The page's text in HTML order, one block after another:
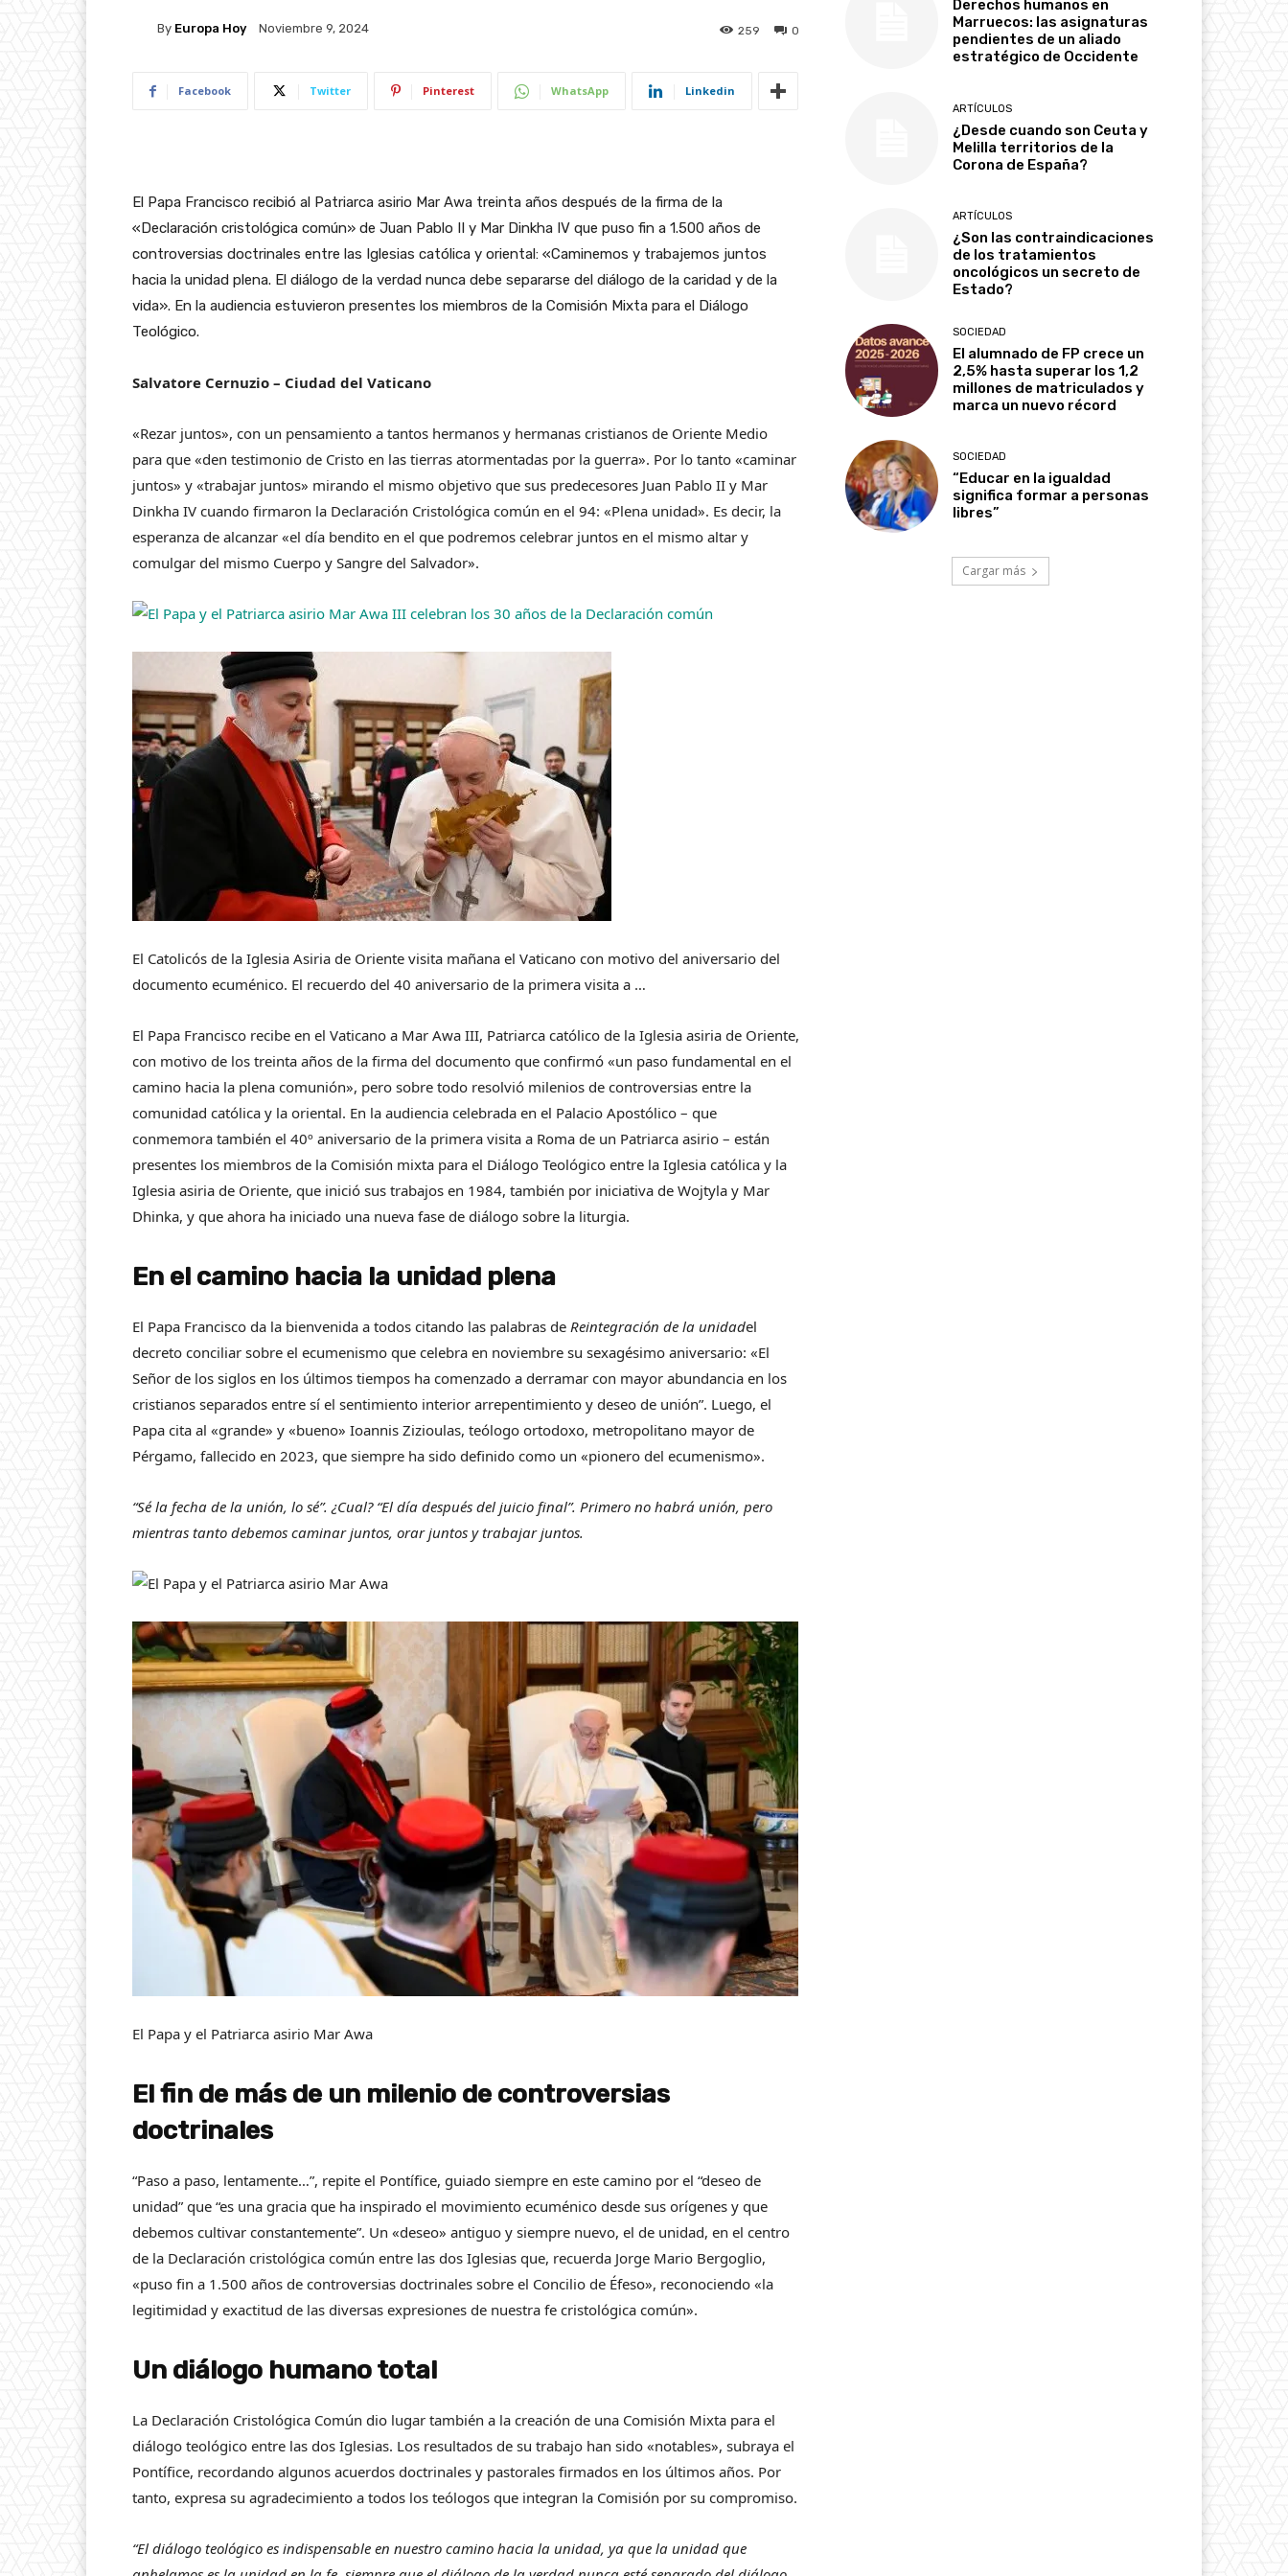
By Europa Hoy Noviembre 9, 2024 0
259
Facebook Twitter Pinterest WhatsApp Linkedin
El Papa Francisco recibió al Patriarca asirio Mar Awa treinta años después de la firma de la
«Declaración cristológica común» de Juan Pablo II y Mar Dinkha IV que puso fin a 1.500 años de
controversias doctrinales entre las Iglesias católica y oriental: «Caminemos y trabajemos juntos
hacia la unidad plena. El diálogo de la verdad nunca debe separarse del diálogo de la caridad y de la
vida». En la audiencia estuvieron presentes los miembros de la Comisión Mixta para el Diálogo
Teológico.
Salvatore Cernuzio – Ciudad del Vaticano
«Rezar juntos», con un pensamiento a tantos hermanos y hermanas cristianos de Oriente Medio
para que «den testimonio de Cristo en las tierras atormentadas por la guerra». Por lo tanto «caminar
juntos» y «trabajar juntos» mirando el mismo objetivo que sus predecesores Juan Pablo II y Mar
Dinkha IV cuando firmaron la Declaración Cristológica común en el 94: «Plena unidad». Es decir, la
esperanza de alcanzar «el día bendito en el que podremos celebrar juntos en el mismo altar y
comulgar del mismo Cuerpo y Sangre del Salvador».
El Catolicós de la Iglesia Asiria de Oriente visita mañana el Vaticano con motivo del aniversario del
documento ecuménico. El recuerdo del 40 aniversario de la primera visita a …
El Papa Francisco recibe en el Vaticano a Mar Awa III, Patriarca católico de la Iglesia asiria de Oriente,
con motivo de los treinta años de la firma del documento que confirmó «un paso fundamental en el
camino hacia la plena comunión», pero sobre todo resolvió milenios de controversias entre la
comunidad católica y la oriental. En la audiencia celebrada en el Palacio Apostólico – que
conmemora también el 40º aniversario de la primera visita a Roma de un Patriarca asirio – están
presentes los miembros de la Comisión mixta para el Diálogo Teológico entre la Iglesia católica y la
Iglesia asiria de Oriente, que inició sus trabajos en 1984, también por iniciativa de Wojtyla y Mar
Dhinka, y que ahora ha iniciado una nueva fase de diálogo sobre la liturgia.
En el camino hacia la unidad plena
El Papa Francisco da la bienvenida a todos citando las palabras de Reintegración de la unidadel
decreto conciliar sobre el ecumenismo que celebra en noviembre su sexagésimo aniversario: «El
Señor de los siglos en los últimos tiempos ha comenzado a derramar con mayor abundancia en los
cristianos separados entre sí el sentimiento interior arrepentimiento y deseo de unión”. Luego, el
Papa cita al «grande» y «bueno» Ioannis Zizioulas, teólogo ortodoxo, metropolitano mayor de
Pérgamo, fallecido en 2023, que siempre ha sido definido como un «pionero del ecumenismo».
“Sé la fecha de la unión, lo sé”. ¿Cual? “El día después del juicio final”. Primero no habrá unión, pero
mientras tanto debemos caminar juntos, orar juntos y trabajar juntos.
El Papa y el Patriarca asirio Mar Awa
El fin de más de un milenio de controversias
doctrinales
“Paso a paso, lentamente…”, repite el Pontífice, guiado siempre en este camino por el “deseo de
unidad” que “es una gracia que ha inspirado el movimiento ecuménico desde sus orígenes y que
debemos cultivar constantemente”. Un «deseo» antiguo y siempre nuevo, el de unidad, en el centro
de la Declaración cristológica común entre las dos Iglesias que, recuerda Jorge Mario Bergoglio,
«puso fin a 1.500 años de controversias doctrinales sobre el Concilio de Éfeso», reconociendo «la
legitimidad y exactitud de las diversas expresiones de nuestra fe cristológica común».
Un diálogo humano total
La Declaración Cristológica Común dio lugar también a la creación de una Comisión Mixta para el
diálogo teológico entre las dos Iglesias. Los resultados de su trabajo han sido «notables», subraya el
Pontífice, recordando algunos acuerdos doctrinales y pastorales firmados en los últimos años. Por
tanto, expresa su agradecimiento a todos los teólogos que integran la Comisión por su compromiso.
“El diálogo teológico es indispensable en nuestro camino hacia la unidad, ya que la unidad que
Derechos humanos en
Marruecos: las asignaturas
pendientes de un aliado
estratégico de Occidente
ARTÍCULOS
¿Desde cuando son Ceuta y
Melilla territorios de la
Corona de España?
ARTÍCULOS
¿Son las contraindicaciones
de los tratamientos
oncológicos un secreto de
Estado?
SOCIEDAD
El alumnado de FP crece un
2,5% hasta superar los 1,2
millones de matriculados y
marca un nuevo récord
SOCIEDAD
“Educar en la igualdad
significa formar a personas
libres”
Cargar más